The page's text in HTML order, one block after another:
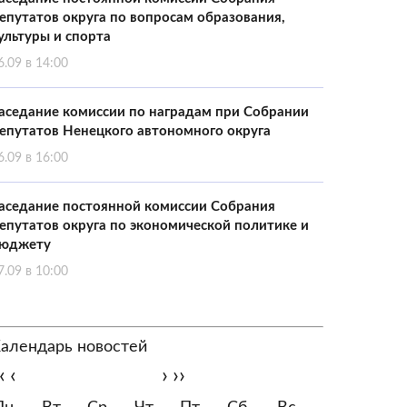
округа по вопросам образования,
и спорта
в 14:00
комиссии по наградам при Собрании
Ненецкого автономного округа
в 16:00
постоянной комиссии Собрания
округа по экономической политике и
в 10:00
новостей
‹ › ››